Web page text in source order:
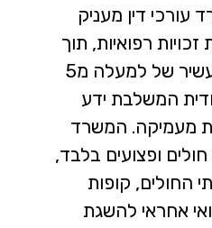
עורכי דין מעניק
זכויות רפואיות, תוך
הסתמכות על ניסיון עשיר של למעלה מ5
המשלבת ידע
מעמיקה. המשרד
חולים ופצועים בלבד,
החולים, קופות
אחראי להשגת